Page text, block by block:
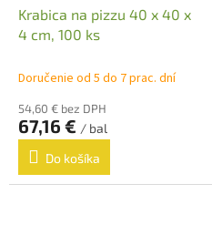
Krabica na pizzu 40 x 40 x
4 cm, 100 ks
Doručenie od 5 do 7 prac. dní
54,60 € bez DPH
67,16 € / bal
Do košíka